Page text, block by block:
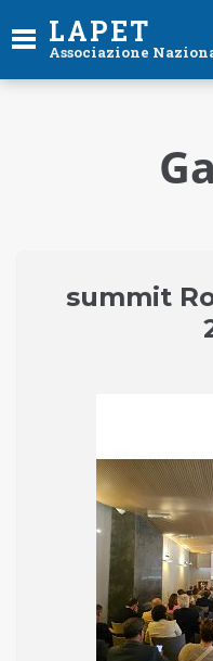
LAPET
Associazione
summit